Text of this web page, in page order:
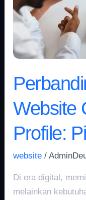
Website
Profile:
website /
Di era digital,
melainkan
Pilih
yang
mana?